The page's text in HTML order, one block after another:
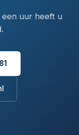
een uur heeft u